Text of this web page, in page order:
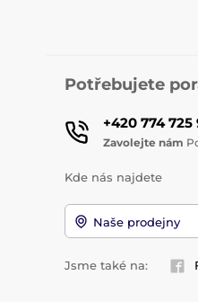
Potřebujete
+420 774 725
Zavolejte nám
Kde nás najdete
Naše prodejny
Jsme také na: